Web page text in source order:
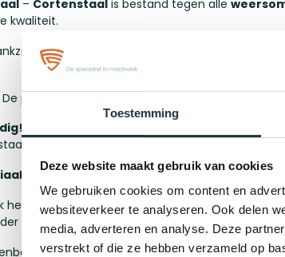
Toestemming
Deze website maakt gebruik van cookies
We gebruiken cookies om content en
websiteverkeer te analyseren. Ook delen
media, adverteren en analyse. Deze
verstrekt of die ze hebben verzameld op
– Cortenstaal is bestand tegen alle
kwaliteit.
de unieke samenstelling van het staal, heeft
De prachtige roestkleur zorgt voor een robuuste
heeft een lengte van 100 cm, een breedte van
formaat kijk dan bij onze andere producten of
van misschien wel 3 meter? Neem dan